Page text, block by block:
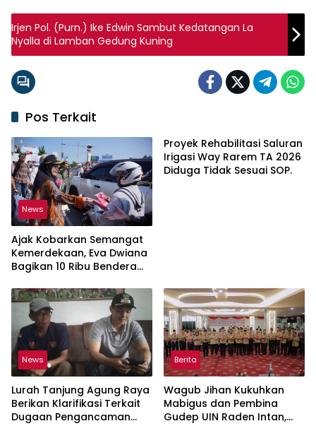
Irjen Pol. (Purn.) Ike Edwin Sambut Kedatangan La
Nyalla di Lamban Gedung Kuning
Pos Terkait
News
Ajak Kobarkan Semangat
Kemerdekaan, Eva Dwiana
Bagikan 10 Ribu Bendera
Proyek Rehabilitasi Saluran
Irigasi Way Rarem TA 2026
Diduga Tidak Sesuai SOP.
News
Lurah Tanjung Agung Raya
Berikan Klarifikasi Terkait
Dugaan Pengancaman
Berita
Wagub Jihan Kukuhkan
Mabigus dan Pembina
Gudep UIN Raden Intan,